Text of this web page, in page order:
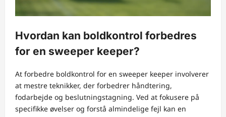
Hvordan kan boldkontrol forbedres
for en sweeper keeper?
At forbedre boldkontrol for en sweeper keeper involverer
at mestre teknikker, der forbedrer håndtering,
fodarbejde og beslutningstagning. Ved at fokusere på
specifikke øvelser og forstå almindelige fejl kan en